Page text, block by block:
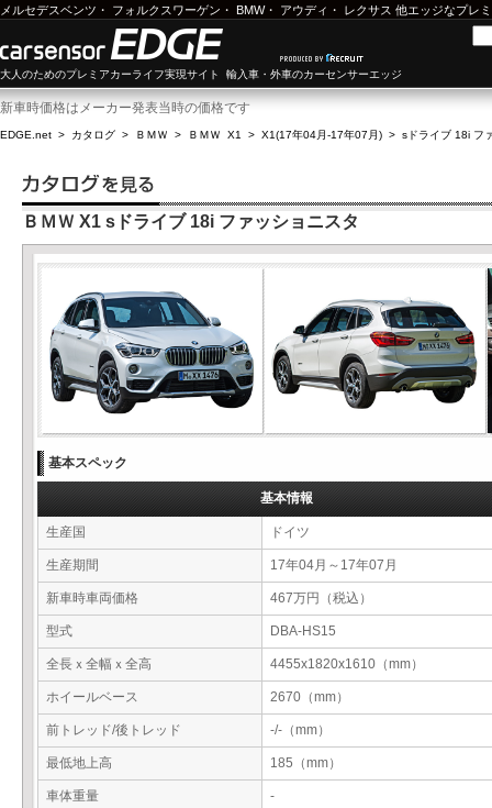
メルセデスベンツ ・ フォルクスワーゲン ・ BMW・ アウディ ・ レクサス 他エッジなプレ
大人のためのプレミアカーライフ実現サイト 輸入車・外車のカーセンサーエッジ
新車時価格はメーカー発表当時の価格です
EDGE.net > カタログ > ＢＭＷ > ＢＭＷ X1 > X1(17年04月-17年07月) > sドライブ 18i フ
ＢＭＷ X1 sドライブ 18i ファッショニスタ
基本スペック
基本情報
生産国 ドイツ
生産期間 17年04月～17年07月
新車時車両価格 467万円（税込）
型式 DBA-HS15
全長ｘ全幅ｘ全高 4455x1820x1610（mm）
ホイールベース 2670（mm）
前トレッド/後トレッド -/-（mm）
最低地上高 185（mm）
車体重量 -